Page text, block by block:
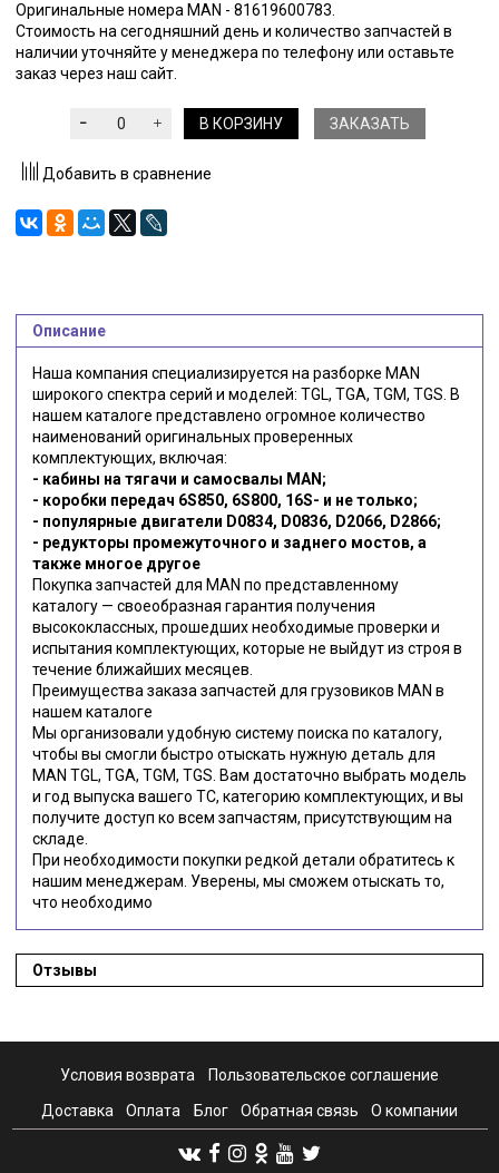
Оригинальные номера MAN - 81619600783.
Стоимость на сегодняшний день и количество запчастей в
наличии уточняйте у менеджера по телефону или оставьте
заказ через наш сайт.
В КОРЗИНУ ЗАКАЗАТЬ
Добавить в сравнение
Описание
Наша компания специализируется на разборке MAN
широкого спектра серий и моделей: TGL, TGA, TGM, TGS. В
нашем каталоге представлено огромное количество
наименований оригинальных проверенных
комплектующих, включая:
- кабины на тягачи и самосвалы MAN;
- коробки передач 6S850, 6S800, 16S- и не только;
- популярные двигатели D0834, D0836, D2066, D2866;
- редукторы промежуточного и заднего мостов, а
также многое другое
Покупка запчастей для MAN по представленному
каталогу — своеобразная гарантия получения
высококлассных, прошедших необходимые проверки и
испытания комплектующих, которые не выйдут из строя в
течение ближайших месяцев.
Преимущества заказа запчастей для грузовиков MAN в
нашем каталоге
Мы организовали удобную систему поиска по каталогу,
чтобы вы смогли быстро отыскать нужную деталь для
MAN TGL, TGA, TGM, TGS. Вам достаточно выбрать модель
и год выпуска вашего ТС, категорию комплектующих, и вы
получите доступ ко всем запчастям, присутствующим на
складе.
При необходимости покупки редкой детали обратитесь к
нашим менеджерам. Уверены, мы сможем отыскать то,
что необходимо
Отзывы
Условия возврата Пользовательское соглашение
Доставка Оплата Блог Обратная связь О компании